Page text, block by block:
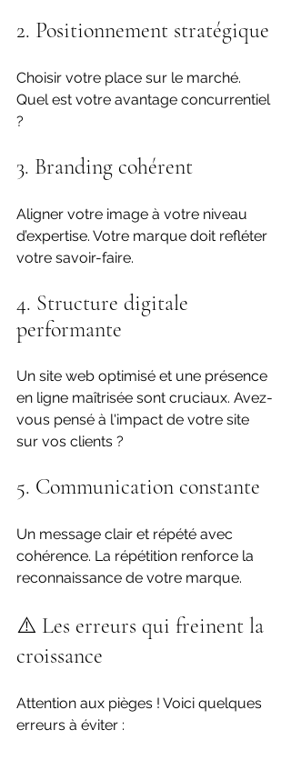
2. Positionnement stratégique
Choisir votre place sur le marché.
Quel est votre avantage concurrentiel
?
3. Branding cohérent
Aligner votre image à votre niveau
d’expertise. Votre marque doit refléter
votre savoir-faire.
4. Structure digitale
performante
Un site web optimisé et une présence
en ligne maîtrisée sont cruciaux. Avez-
vous pensé à l'impact de votre site
sur vos clients ?
5. Communication constante
Un message clair et répété avec
cohérence. La répétition renforce la
reconnaissance de votre marque.
⚠️ Les erreurs qui freinent la
croissance
Attention aux pièges ! Voici quelques
erreurs à éviter :